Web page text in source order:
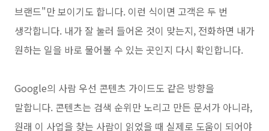
브랜드"만 보이기도 합니다. 이런 식이면 고객은 두 번
생각합니다. 내가 잘 눌러 들어온 것이 맞는지, 전화하면 내가
원하는 일을 바로 물어볼 수 있는 곳인지 다시 확인합니다.
Google의 사람 우선 콘텐츠 가이드도 같은 방향을
말합니다. 콘텐츠는 검색 순위만 노리고 만든 문서가 아니라,
원래 이 사업을 찾는 사람이 읽었을 때 실제로 도움이 되어야